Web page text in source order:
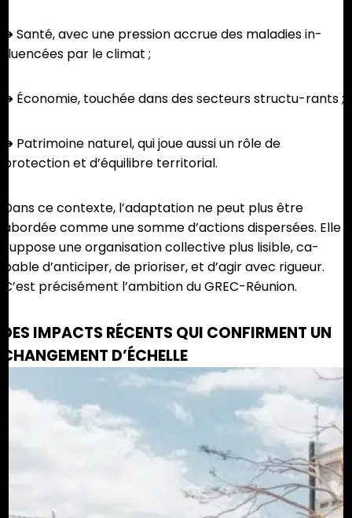
➜ Santé, avec une pression accrue des maladies in-
fluencées par le climat ;
➜ Économie, touchée dans des secteurs structu-rants ;
➜ Patrimoine naturel, qui joue aussi un rôle de
protection et d’équilibre territorial.
Dans ce contexte, l’adaptation ne peut plus être
abordée comme une somme d’actions dispersées. Elle
suppose une organisation collective plus lisible, ca-
pable d’anticiper, de prioriser, et d’agir avec rigueur.
C’est précisément l’ambition du GREC-Réunion.
DES IMPACTS RÉCENTS QUI CONFIRMENT UN
CHANGEMENT D’ÉCHELLE